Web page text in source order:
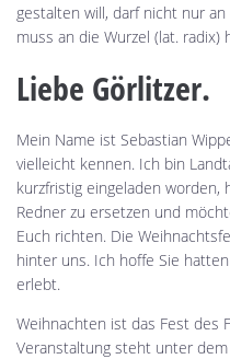
gestalten will, darf nicht nur
muss an die Wurzel (lat. radix)
Liebe Görlitzer.
Mein Name ist Sebastian
vielleicht kennen. Ich bin
kurzfristig eingeladen worden,
Redner zu ersetzen und
Euch richten. Die
hinter uns. Ich hoffe Sie
erlebt.
Weihnachten ist das Fest des
Veranstaltung steht unter